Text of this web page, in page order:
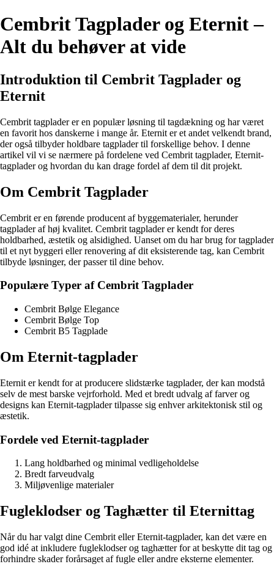
Cembrit Tagplader og Eternit –
Alt du behøver at vide
Introduktion til Cembrit Tagplader og
Eternit
Cembrit tagplader er en populær løsning til tagdækning og har været
en favorit hos danskerne i mange år. Eternit er et andet velkendt brand,
der også tilbyder holdbare tagplader til forskellige behov. I denne
artikel vil vi se nærmere på fordelene ved Cembrit tagplader, Eternit-
tagplader og hvordan du kan drage fordel af dem til dit projekt.
Om Cembrit Tagplader
Cembrit er en førende producent af byggematerialer, herunder
tagplader af høj kvalitet. Cembrit tagplader er kendt for deres
holdbarhed, æstetik og alsidighed. Uanset om du har brug for tagplader
til et nyt byggeri eller renovering af dit eksisterende tag, kan Cembrit
tilbyde løsninger, der passer til dine behov.
Populære Typer af Cembrit Tagplader
Cembrit Bølge Elegance
Cembrit Bølge Top
Cembrit B5 Tagplade
Om Eternit-tagplader
Eternit er kendt for at producere slidstærke tagplader, der kan modstå
selv de mest barske vejrforhold. Med et bredt udvalg af farver og
designs kan Eternit-tagplader tilpasse sig enhver arkitektonisk stil og
æstetik.
Fordele ved Eternit-tagplader
Lang holdbarhed og minimal vedligeholdelse
Bredt farveudvalg
Miljøvenlige materialer
Fugleklodser og Taghætter til Eternittag
Når du har valgt dine Cembrit eller Eternit-tagplader, kan det være en
god idé at inkludere fugleklodser og taghætter for at beskytte dit tag og
forhindre skader forårsaget af fugle eller andre eksterne elementer.